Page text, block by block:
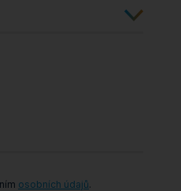
osobních údajů.